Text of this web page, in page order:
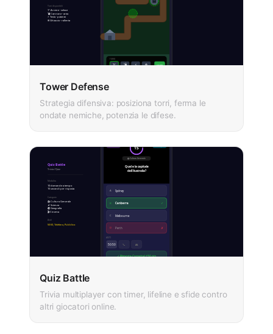
Tower Defense
Strategia difensiva: posiziona torri, ferma le
ondate nemiche, potenzia le difese.
Quiz Battle
Trivia multiplayer con timer, lifeline e sfide contro
altri giocatori online.